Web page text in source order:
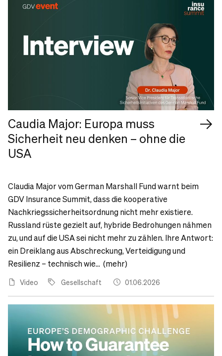
Caudia Major: Europa muss
Sicherheit neu denken – ohne die
USA
Claudia Major vom German Marshall Fund warnt beim
GDV Insurance Summit, dass die kooperative
Nachkriegssicherheitsordnung nicht mehr existiere.
Russland rüste gezielt auf, hybride Bedrohungen nähmen
zu, und auf die USA sei nicht mehr zu zählen. Ihre Antwort:
ein Dreiklang aus Abschreckung, Verteidigung und
Resilienz – technisch wie... (mehr)
Video Gesellschaft 01.06.2026